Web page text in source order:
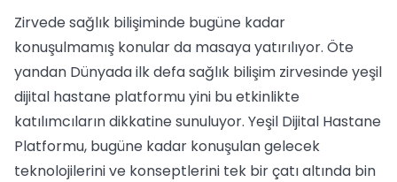
Zirvede sağlık bilişiminde bugüne kadar
konuşulmamış konular da masaya yatırılıyor. Öte
yandan Dünyada ilk defa sağlık bilişim zirvesinde yeşil
dijital hastane platformu yini bu etkinlikte
katılımcıların dikkatine sunuluyor. Yeşil Dijital Hastane
Platformu, bugüne kadar konuşulan gelecek
teknolojilerini ve konseptlerini tek bir çatı altında bin